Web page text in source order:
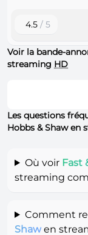
4.5 / 5
Voir la bande-
streaming HD
Les questions
Hobbs & Shaw en
Où voir Fast
streaming
Comment
Shaw en